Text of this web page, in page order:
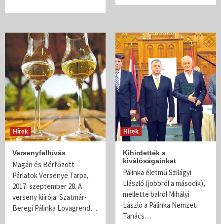
Hírek
Versenyfelhívás
Magán és Bérfőzött
Párlatok Versenye Tarpa,
2017. szeptember 28. A
verseny kiírója: Szatmár-
Beregi Pálinka Lovagrend…
Hírek
Kihirdették a
kiválóságainkat
Pálinka életmű Szilágyi
Llászló (jobbról a második),
mellette balról Mihályi
László a Pálinka Nemzeti
Tanács…